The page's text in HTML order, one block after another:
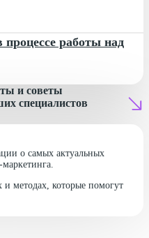
работы над
о самых актуальных
и методах, которые помогут
и советы
специалистов